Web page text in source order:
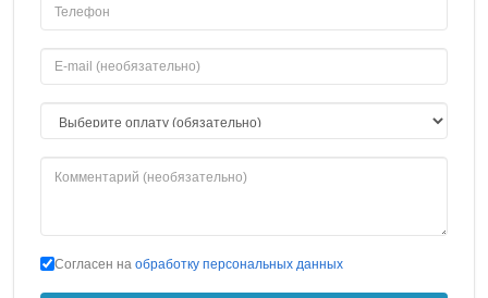
Согласен на обработку персональных данных